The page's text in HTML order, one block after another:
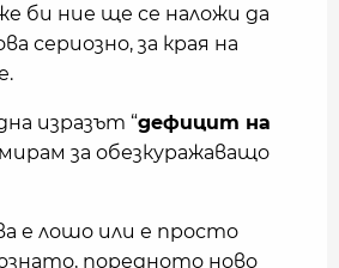
би ние ще се наложи да
сериозно, за края на
изразът “дефицит на
за обезкуражаващо
е лошо или е просто
поредното ново